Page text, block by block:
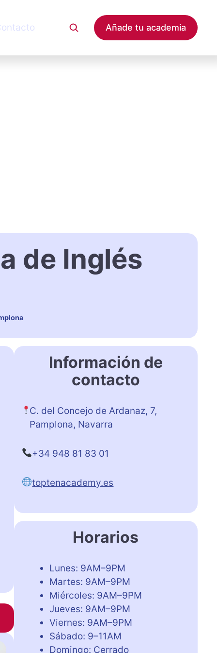
Añade tu academia
de Inglés
Información de
contacto
C. del Concejo de Ardanaz, 7,
Pamplona, Navarra
+34 948 81 83 01
toptenacademy.es
Horarios
Lunes: 9AM–9PM
Martes: 9AM–9PM
Miércoles: 9AM–9PM
Jueves: 9AM–9PM
Viernes: 9AM–9PM
Sábado: 9–11AM
Domingo: Cerrado